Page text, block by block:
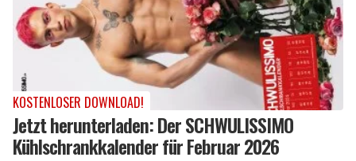
KOSTENLOSER DOWNLOAD!
Jetzt herunterladen: Der SCHWULISSIMO
Kühlschrankkalender für Februar 2026